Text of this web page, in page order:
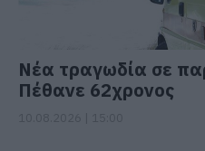
Νέα τραγωδία σε
Πέθανε 62χρονος